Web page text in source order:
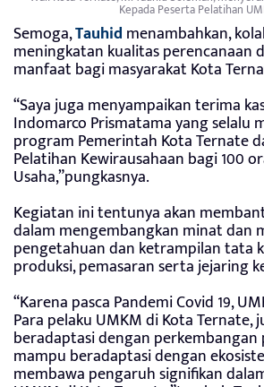
Kepada Peserta Pelatihan
Semoga,Tauhid menambahkan,
meningkatan kualitas perencanaan
manfaat bagi masyarakat Kota
“Saya juga menyampaikan terima
Indomarco Prismatama yang selalu
program Pemerintah Kota Ternate
Pelatihan Kewirausahaan bagi 100
Usaha,”pungkasnya.
Kegiatan ini tentunya akan
dalam mengembangkan minat dan
pengetahuan dan ketrampilan tata
produksi, pemasaran serta jejaring
“Karena pasca Pandemi Covid 19,
Para pelaku UMKM di Kota Ternate,
beradaptasi dengan perkembangan
mampu beradaptasi dengan
membawa pengaruh signifikan